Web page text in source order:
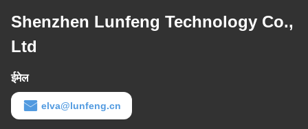
Shenzhen Lunfeng Technology Co.,
Ltd
ईमेल
elva@lunfeng.cn